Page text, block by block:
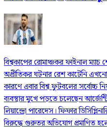
বিশ্বকাপের রোমাঞ্চকর ফাইনাল
অপ্রীতিকর ঘটনার রেশ কাটেনি
কারণে এবার বিশ্ব ফুটবলের সর্বোচ্চ
ব্যবস্থার মুখে পড়তে চলেছেন
লিয়ান্দ্রো পারেদেস। ফিফার
বিরুদ্ধে গুরুতর অভিযোগ প্রমাণিত